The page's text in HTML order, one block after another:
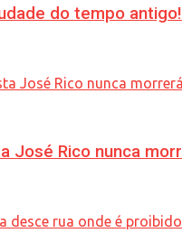
do tempo antigo!
José Rico nunca